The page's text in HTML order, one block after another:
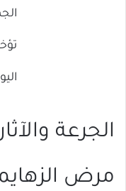
الجرعة
مرض